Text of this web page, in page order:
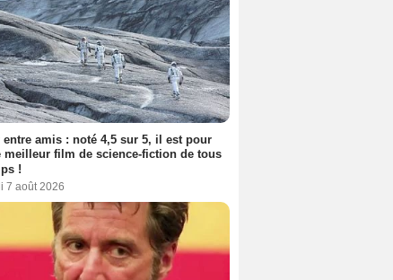
entre amis : noté 4,5 sur 5, il est pour
meilleur film de science-fiction de tous
!
7 août 2026